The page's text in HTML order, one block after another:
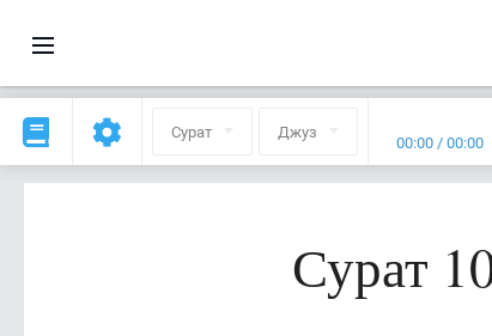
Сурат Джуз 00:00 /00:00
Сурат